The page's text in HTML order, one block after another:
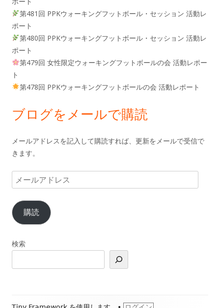
第481回 PPKウォーキングフットボール・セッション 活動レ
ポート
第480回 PPKウォーキングフットボール・セッション 活動レ
ポート
第479回 女性限定ウォーキングフットボールの会 活動レポー
ト
第478回 PPKウォーキングフットボールの会 活動レポート
ブログをメールで購読
メールアドレスを記入して購読すれば、更新をメールで受信で
きます。
ー
ル
ア
ド
ス
購読
検索
フ